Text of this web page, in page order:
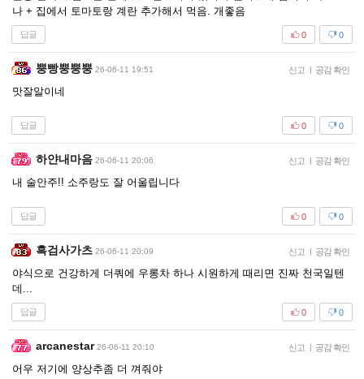
나 + 집에서 토마토랑 계란 추가해서 먹음. 개좋음
답글 0
0
뿡빵뿡뿡뿡 26-06-11 19:51 신고 | 공감 확인
맛잘알이네
답글 0
0
하얀내마음 26-06-11 20:06 신고 | 공감 확인
내 술안주!! 소주랑도 잘 어울립니다
답글 0
0
흑검사가츠 26-06-11 20:09 신고 | 공감 확인
야식으로 건강하게 더쿼에 우롱차 하나 시원하게 때리면 진짜 천국일텐
데...
답글 0
0
arcanestar 26-06-11 20:10 신고 | 공감 확인
어우 저기에 양상추좀 더 껴줘야